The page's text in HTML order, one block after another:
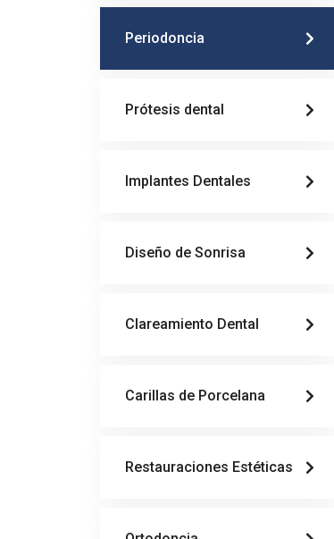
Periodoncia
Prótesis dental
Implantes Dentales
Diseño de Sonrisa
Clareamiento Dental
Carillas de Porcelana
Restauraciones Estéticas